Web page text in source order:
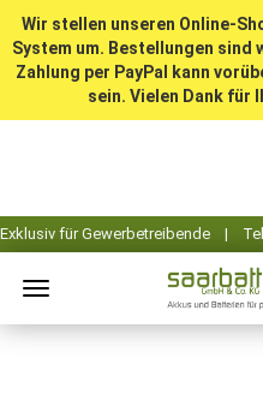
Wir stellen unseren Online-
System um. Bestellungen sind
Zahlung per PayPal kann
sein. Vielen Dank für